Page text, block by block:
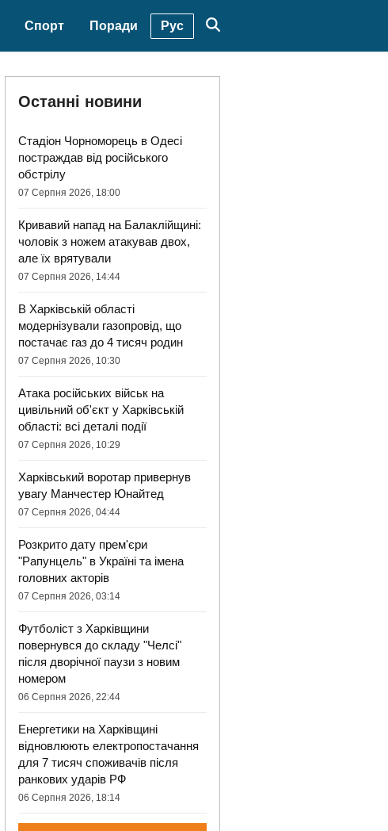
Спорт Поради Рус
Останні новини
Стадіон Чорноморець в Одесі
постраждав від російського
обстрілу
07 Серпня 2026, 18:00
Кривавий напад на Балаклійщині:
чоловік з ножем атакував двох,
але їх врятували
07 Серпня 2026, 14:44
В Харківській області
модернізували газопровід, що
постачає газ до 4 тисяч родин
07 Серпня 2026, 10:30
Атака російських військ на
цивільний об'єкт у Харківській
області: всі деталі події
07 Серпня 2026, 10:29
Харківський воротар привернув
увагу Манчестер Юнайтед
07 Серпня 2026, 04:44
Розкрито дату прем'єри
"Рапунцель" в Україні та імена
головних акторів
07 Серпня 2026, 03:14
Футболіст з Харківщини
повернувся до складу "Челсі"
після дворічної паузи з новим
номером
06 Серпня 2026, 22:44
Енергетики на Харківщині
відновлюють електропостачання
для 7 тисяч споживачів після
ранкових ударів РФ
06 Серпня 2026, 18:14